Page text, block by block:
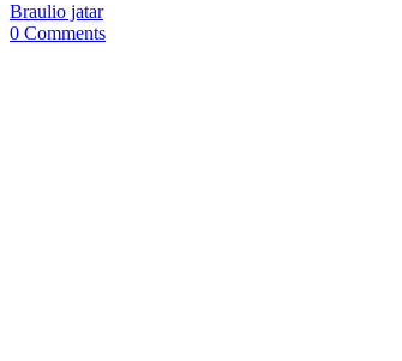
Braulio jatar
0 Comments